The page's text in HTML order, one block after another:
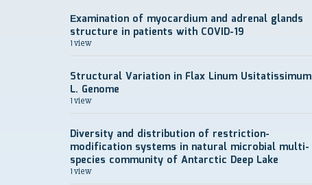
Еxamination of myocardium and adrenal glands
structure in patients with COVID-19
1 view
Structural Variation in Flax Linum Usitatissimum
L. Genome
1 view
Diversity and distribution of restriction-
modification systems in natural microbial multi-
species community of Antarctic Deep Lake
1 view